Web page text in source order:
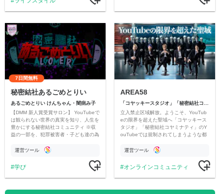
7日間無料
秘密結社あるごめとりい
あるごめとりい けんちゃん・闇病み子
【DMM 新人賞受賞サロン】 YouTubeで
は観られない世界の真実を知り、人生を
豊かにする秘密結社コミュニティ ※収
益の一部を、犯罪被害者・子ども達の為
す運営ツール
学び
AREA58
立入禁止区域解放。ようこそ、YouTub
eの限界を超えた聖域へ「コヤッキース
タジオ」「秘密結社コヤミナティ」のY
ouTubeでは規制されてしまうような都
公開。
運営ツール
オンラインコミュニティ